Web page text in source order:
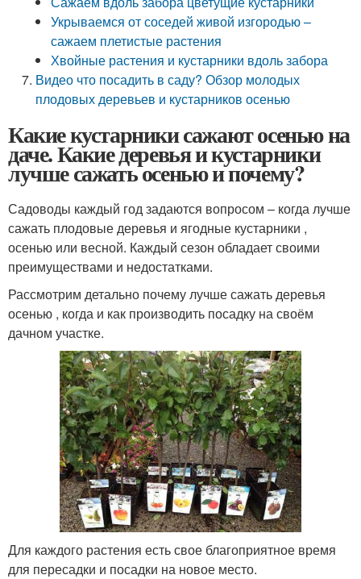
Укрываемся от соседей живой изгородью –
сажаем плетистые растения
Хвойные растения и кустарники вдоль забора
Видео что посадить в саду? Обзор молодых
плодовых деревьев и кустарников осенью
Какие кустарники сажают осенью на
даче. Какие деревья и кустарники
лучше сажать осенью и почему?
Садоводы каждый год задаются вопросом – когда лучше
сажать плодовые деревья и ягодные кустарники ,
осенью или весной. Каждый сезон обладает своими
преимуществами и недостатками.
Рассмотрим детально почему лучше сажать деревья
осенью , когда и как производить посадку на своём
дачном участке.
Для каждого растения есть свое благоприятное время
для пересадки и посадки на новое место.